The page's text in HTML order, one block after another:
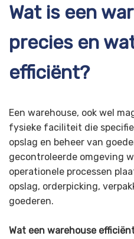
Wat is een
precies en
efficiënt?
Een warehouse, ook wel
fysieke faciliteit die
opslag en beheer van
gecontroleerde omgeving
operationele processen
opslag, orderpicking,
goederen.
Wat een warehouse